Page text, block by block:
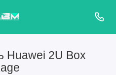
Huawei 2U Box